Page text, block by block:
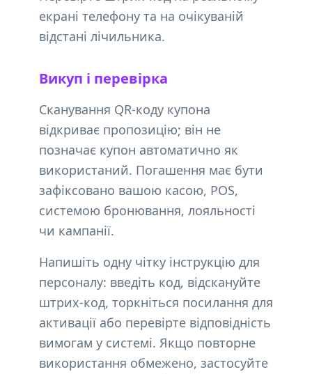
екрані телефону та на очікуваній
відстані лічильника.
Викуп і перевірка
Сканування QR-коду купона
відкриває пропозицію; він не
позначає купон автоматично як
використаний. Погашення має бути
зафіксовано вашою касою, POS,
системою бронювання, лояльності
чи кампанії.
Напишіть одну чітку інструкцію для
персоналу: введіть код, відскануйте
штрих-код, торкніться посилання для
активації або перевірте відповідність
вимогам у системі. Якщо повторне
використання обмежено, застосуйте